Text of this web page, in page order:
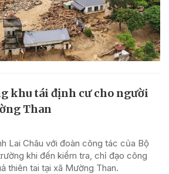
khu tái định cư cho người
Than
Lai Châu với đoàn công tác của Bộ
khi đến kiểm tra, chỉ đạo công
thiên tai tại xã Mường Than.